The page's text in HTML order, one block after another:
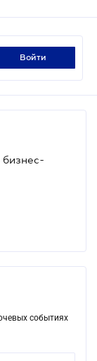
войти
бизнес-
событиях